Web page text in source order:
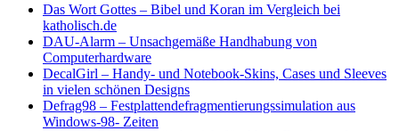
Das Wort Gottes – Bibel und Koran im Vergleich bei
katholisch.de
DAU-Alarm – Unsachgemäße Handhabung von
Computerhardware
DecalGirl – Handy- und Notebook-Skins, Cases und Sleeves
in vielen schönen Designs
Defrag98 – Festplattendefragmentierungssimulation aus
Windows-98- Zeiten